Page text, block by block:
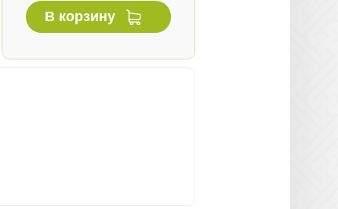
В корзину